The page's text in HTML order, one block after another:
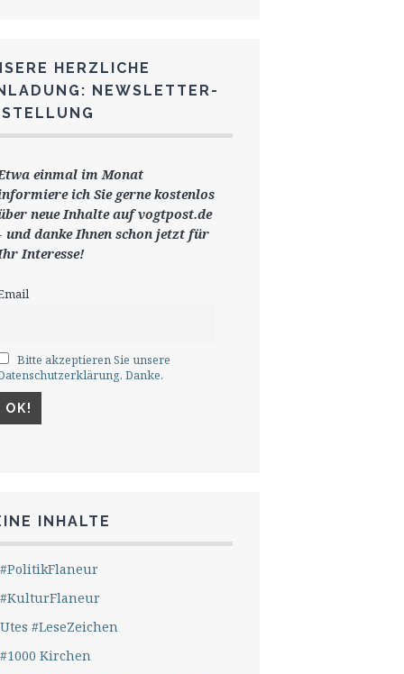
HERZLICHE
NEWSLETTER-
einmal im Monat
ich Sie gernekostenlos
ber neue Inhalte auf vogtpost.de
und danke Ihnen schon jetzt für
Interesse!
Bitte akzeptieren Sie unsere
Danke.
INHALTE
#PolitikFlaneur
#KulturFlaneur
Utes #LeseZeichen
#1000 Kirchen